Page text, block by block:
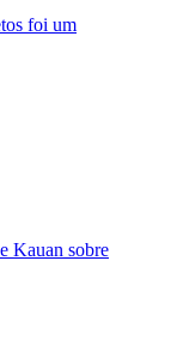
foi um
Kauan sobre